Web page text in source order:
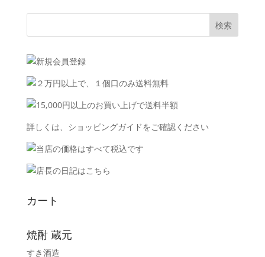
詳しくは、 ショッピングガイドをご確認ください
カート
焼酎 蔵元
すき酒造